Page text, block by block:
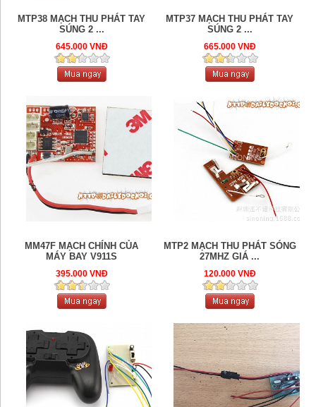
MTP38 MẠCH THU PHÁT TAY
SÚNG 2 ...
645.000 VNĐ
MTP37 MẠCH THU PHÁT TAY
SÚNG 2 ...
665.000 VNĐ
MM47F MẠCH CHÍNH CỦA
MÁY BAY V911S
395.000 VNĐ
MTP2 MẠCH THU PHÁT SÓNG
27MHZ GIÁ ...
120.000 VNĐ